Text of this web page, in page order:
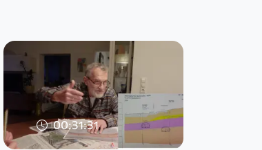
00:31:31